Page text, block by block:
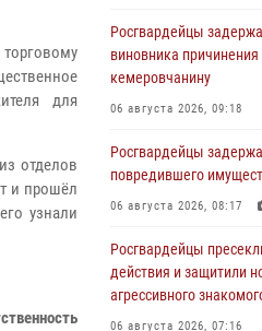
для
отделов
и прошёл
узнали
Росгвардейцы
виновника
кемеровчанину
06 августа 2026, 09:18
Росгвардейцы
повредившего
06 августа 2026, 08:17
Росгвардейцы
действия и защитили
агрессивного
06 августа 2026, 07:16